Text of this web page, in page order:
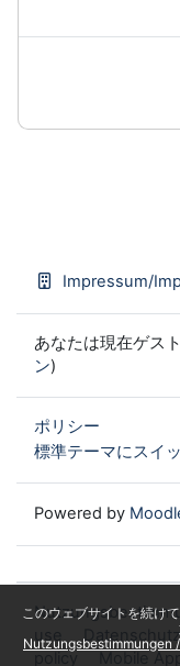
このウェブサイトを続け
Nutzungsbestimmungen
Impressum/
あなたは現在ゲス
ン)
ポリシー
標準テーマにスイ
Powered by
use
policy
Mobile App